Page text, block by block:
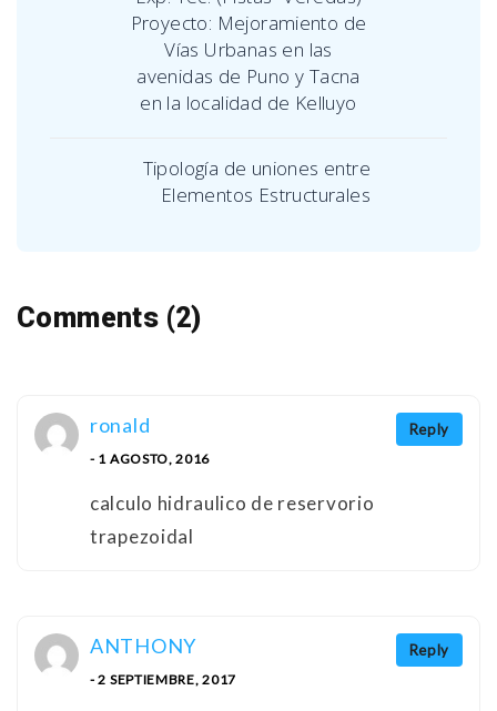
Proyecto: Mejoramiento de
Vías Urbanas en las
avenidas de Puno y Tacna
en la localidad de Kelluyo
Tipología de uniones entre
Elementos Estructurales
Comments (2)
Reply
ronald
- 1 AGOSTO, 2016
calculo hidraulico de reservorio
trapezoidal
Reply
ANTHONY
- 2 SEPTIEMBRE, 2017